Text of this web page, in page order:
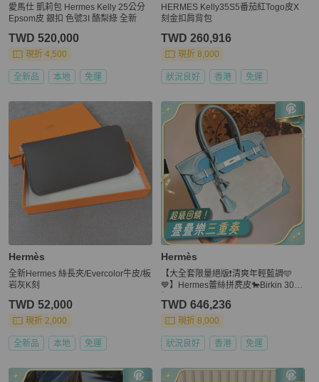
愛馬仕 凱莉包 Hermes Kelly 25公分
Epsom皮 銀扣 色號3I 酪梨綠 全新
TWD 520,000
現折 4,500
全新品 本地 免運
HERMES Kelly35S5番茄紅Togo皮X
刻金扣肩背包
TWD 260,916
現折 8,000
狀況良好 香港 免運
Hermès
全新Hermes 絲長夾/Evercolor牛皮/板
岩灰K刻
TWD 52,000
現折 2,000
全新品 本地 免運
Hermès
【大全套限量絕版❗️清爽年輕藍調🩵
💙】Hermes蕾絲拼麂皮🐎Birkin 30銀
TWD 646,236
現折 8,000
狀況良好 香港 免運